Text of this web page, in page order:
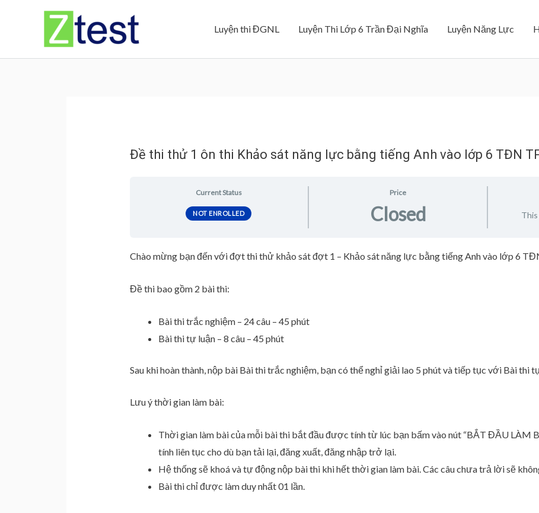
Luyện thi ĐGNL Luyện Thi Lớp 6 Trần Đại Nghĩa Luyện Năng Lực
Đề thi thử 1 ôn thi Khảo sát năng lực bằng tiếng Anh vào lớp 6 TĐN
Current Status
NOT ENROLLED
Price
Closed
Chào mừng bạn đến với đợt thi thử khảo sát đợt 1 – Khảo sát năng lực bằng tiếng Anh vào lớp 6
Đề thi bao gồm 2 bài thi:
Bài thi trắc nghiệm – 24 câu – 45 phút
Bài thi tự luận – 8 câu – 45 phút
Sau khi hoàn thành, nộp bài Bài thi trắc nghiệm, bạn có thể nghỉ giải lao 5 phút và tiếp tục với Bài thi
Lưu ý thời gian làm bài:
Thời gian làm bài của mỗi bài thi bắt đầu được tính từ lúc bạn bấm vào nút “BẮT ĐẦU LÀM
tính liên tục cho dù bạn tải lại, đăng xuất, đăng nhập trở lại.
Hệ thống sẽ khoá và tự động nộp bài thi khi hết thời gian làm bài. Các câu chưa trả lời sẽ
Bài thi chỉ được làm duy nhất 01 lần.